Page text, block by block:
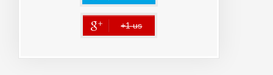
+1 us
error